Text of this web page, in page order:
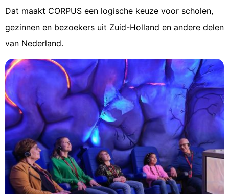
Dat maakt CORPUS een logische keuze voor scholen,
gezinnen en bezoekers uit Zuid-Holland en andere delen
van Nederland.